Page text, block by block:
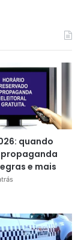
quando
e mais